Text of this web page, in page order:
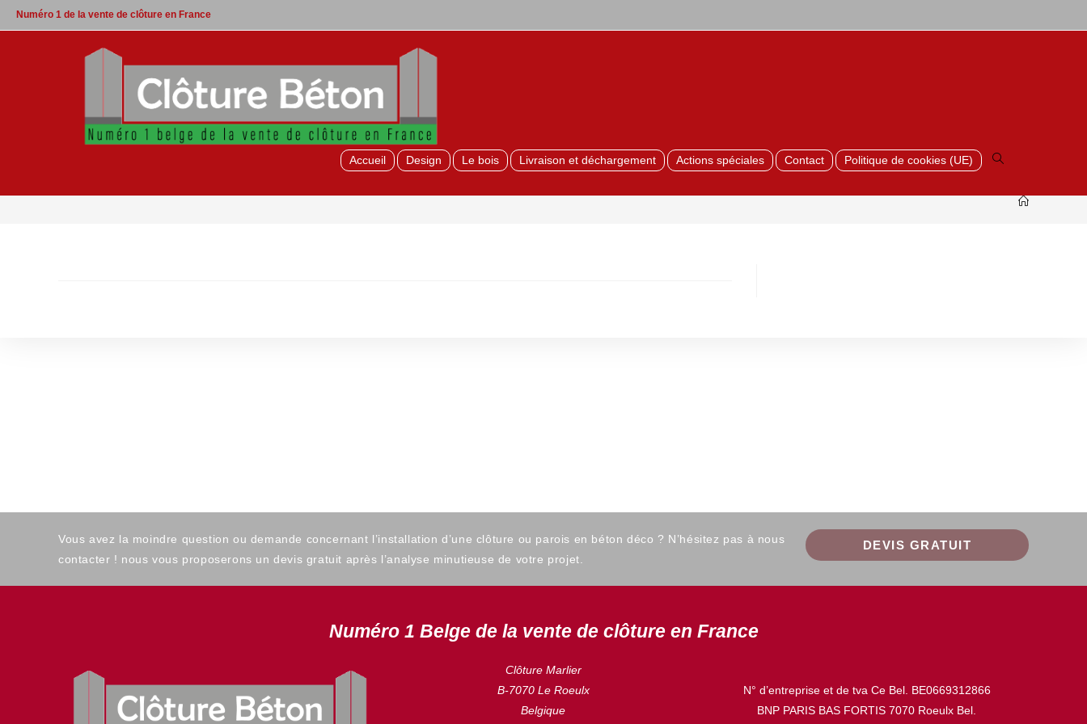
Skip
to
Numéro 1 de la vente de clôture en France
Accueil Design Le bois Livraison et déchargement Actions spéciales Contact Politique de cookies (UE)
Toggle
website
search
Vous avez la moindre question ou demande concernant l’installation d’une clôture ou parois en béton déco ? N’hésitez pas à nous
contacter ! nous vous proposerons un devis gratuit après l’analyse minutieuse de votre projet.
DEVIS GRATUIT
Numéro 1 Belge de la vente de clôture en France
Clôture Marlier
B-7070 Le Roeulx
Belgique
N° d’entreprise et de tva Ce Bel. BE0669312866
BNP PARIS BAS FORTIS 7070 Roeulx Bel.